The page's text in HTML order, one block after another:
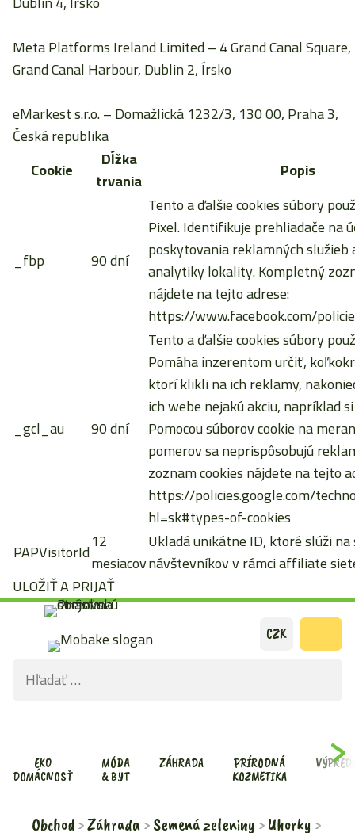
Preskočiť
obsah
EKO
DOMÁCNOSŤ
MÓDA
& BYT
ZÁHRADA
PRÍRODNÁ
KOZMETIKA
Hľadať:
CZK
Obchod Záhrada Semená zeleniny Uhorky
Meta Platforms Ireland Limited– 4 Grand Canal Square,
Grand Canal Harbour, Dublin 2, Írsko
eMarkest s.r.o.– Domažlická 1232/3, 130 00, Praha 3,
Česká republika
Cookie
Dĺžka
trvania
Popis
_fbp 90 dní
Tento a ďalšie cookies súbory
Pixel. Identifikuje prehliadače na
poskytovania reklamných služieb
analytiky lokality. Kompletný
nájdete na tejto adrese:
https://www.facebook.com/
_gcl_au 90 dní
Tento a ďalšie cookies súbory
Pomáha inzerentom určiť,
ktorí klikli na ich reklamy,
ich webe nejakú akciu, napríklad
Pomocou súborov cookie na
pomerov sa neprispôsobujú
zoznam cookies nájdete na tejto
https://policies.google.com/
hl=sk#types-of-cookies
PAPVisitorId12
mesiacov
Ukladá unikátne ID, ktoré slúži
návštevníkov v rámci affiliate
ULOŽIŤ A PRIJAŤ